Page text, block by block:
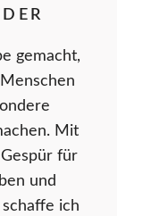
gemacht,
Mit
für
und
ich